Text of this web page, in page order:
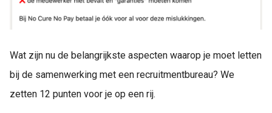
Wat zijn nu de belangrijkste aspecten waarop je moet letten
bij de samenwerking met een recruitmentbureau? We
zetten 12 punten voor je op een rij.